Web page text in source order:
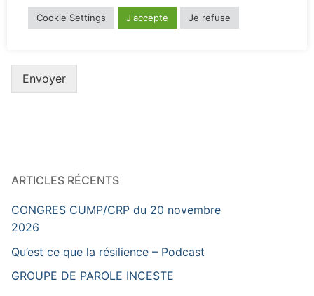
Envoyer
ARTICLES RÉCENTS
CONGRES CUMP/CRP du 20 novembre
2026
Qu’est ce que la résilience – Podcast
GROUPE DE PAROLE INCESTE
Cookie Settings J'accepte Je refuse